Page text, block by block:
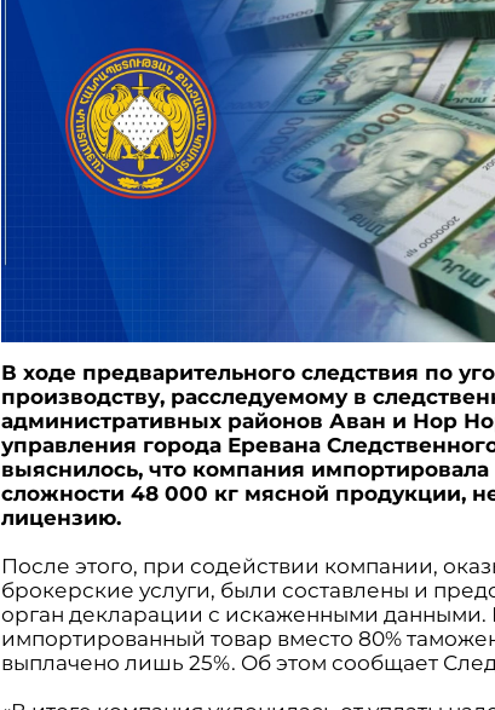
В ходе предварительного следствия по
производству, расследуемому в
административных районов Аван и Нор
управления города Еревана
выяснилось, что компания
сложности 48 000 кг мясной продукции,
лицензию.
После этого, при содействии компании,
брокерские услуги, были составлены и
орган декларации с искаженными данными.
импортированный товар вместо 80%
выплачено лишь 25%. Об этом сообщает